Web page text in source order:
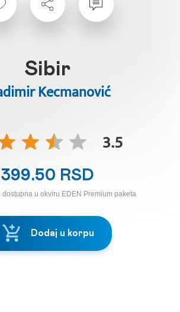
Sibir
Kecmanović
3.5
399.50 RSD
dostupna u okviru EDEN Premium paketa
Dodaj u korpu